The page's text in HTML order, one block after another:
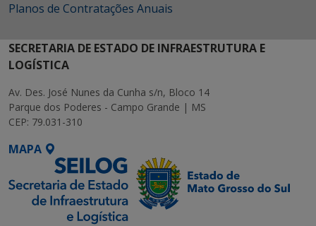
Planos de Contratações Anuais
SECRETARIA DE ESTADO DE INFRAESTRUTURA E
LOGÍSTICA
Av. Des. José Nunes da Cunha s/n, Bloco 14
Parque dos Poderes - Campo Grande | MS
CEP: 79.031-310
MAPA